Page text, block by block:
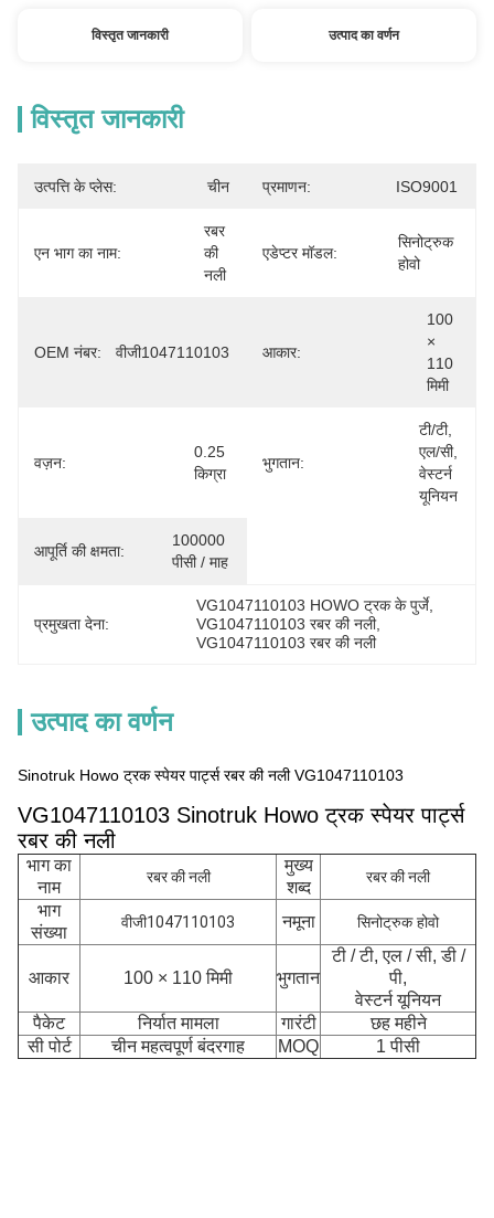
विस्तृत जानकारी उत्पाद का वर्णन
विस्तृत जानकारी
उत्पत्ति के प्लेस: चीन प्रमाणन: ISO9001
एन भाग का नाम:
रबर
की
नली
एडेप्टर मॉडल:
सिनोट्रुक
होवो
OEM नंबर: वीजी1047110103 आकार:
100
×
110
मिमी
वज़न:
0.25
किग्रा
भुगतान:
टी/टी,
एल/सी,
वेस्टर्न
यूनियन
आपूर्ति की क्षमता:
100000
पीसी / माह
प्रमुखता देना:
VG1047110103 HOWO ट्रक के पुर्जे
VG1047110103 रबर की नली,
VG1047110103 रबर की नली
उत्पाद का वर्णन
Sinotruk Howo ट्रक स्पेयर पार्ट्स रबर की नली VG1047110103
VG1047110103 Sinotruk Howo ट्रक स्पेयर पार्ट्स
रबर की नली
भाग का
नाम
रबर की नली
मुख्य
शब्द
रबर की नली
भाग
संख्या
वीजी1047110103 नमूना सिनोट्रुक होवो
आकार 100 × 110 मिमी भुगतान
टी / टी, एल / सी, डी /
पी,
वेस्टर्न यूनियन
पैकेट
निर्यात मामला गारंटी
छह महीने
सी पोर्ट
चीन महत्वपूर्ण बंदरगाह MOQ 1 पीसी